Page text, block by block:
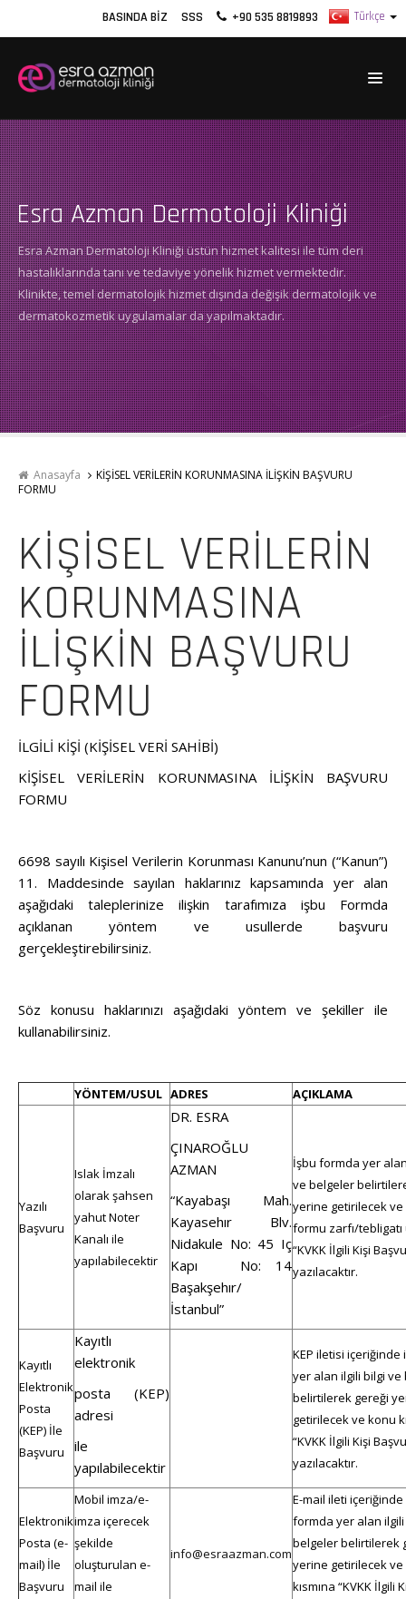
BASINDA BIZ SSS +90 535 8819893
Esra Azman Dermotoloji Kliniği
Esra Azman Dermatoloji Kliniği üstün hizmet kalitesi ile tüm deri
hastalıklarında tanı ve tedaviye yönelik hizmet vermektedir.
Klinikte, temel dermatolojik hizmet dışında değişik dermatolojik ve
dermatokozmetik uygulamalar da yapılmaktadır.
Anasayfa
KİŞİSEL VERİLERİN KORUNMASINA İLİŞKİN BAŞVURU
FORMU
KİŞİSEL VERİLERİN
KORUNMASINA
İLİŞKİN BAŞVURU
FORMU
İLGİLİ KİŞİ (KİŞİSEL VERİ SAHİBİ)
KİŞİSEL VERİLERİN KORUNMASINA İLİŞKİN BAŞVURU
FORMU
6698 sayılı Kişisel Verilerin Korunması Kanunu’nun (“Kanun”)
11. Maddesinde sayılan haklarınız kapsamında yer alan
aşağıdaki taleplerinize ilişkin tarafımıza işbu Formda
açıklanan yöntem ve usullerde başvuru
gerçekleştirebilirsiniz.
Söz konusu haklarınızı aşağıdaki yöntem ve şekiller ile
kullanabilirsiniz.
YÖNTEM/USUL ADRES AÇIKLAMA
Yazılı
Başvuru
Islak İmzalı
olarak şahsen
yahut Noter
Kanalı ile
yapılabilecektir
DR. ESRA
ÇINAROĞLU
AZMAN
“Kayabaşı Mah.
Kayasehır Blv.
Nidakule No: 45 Iç
Kapı No: 14
Başakşehır/
İstanbul”
İşbu formda yer
ve belgeler
yerine getirilecek
formu zarfı/
“KVKK İlgili Kişi
yazılacaktır.
Kayıtlı
Elektronik
Posta
(KEP) İle
Başvuru
Kayıtlı
elektronik
posta (KEP)
adresi
ile
yapılabilecektir
KEP iletisi
yer alan ilgili bilgi ve
belirtilerek gereği
getirilecek ve konu
“KVKK İlgili Kişi
yazılacaktır.
Elektronik
Posta (e-
mail) İle
Başvuru
Mobil imza/e-
imza içerecek
şekilde
oluşturulan e-
mail ile
info@esraazman.com
E-mail ileti
formda yer alan
belgeler belirtilerek
yerine getirilecek
kısmına “KVKK İlgili